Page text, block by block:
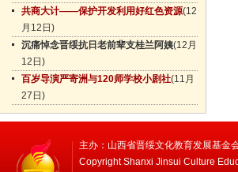
共商大计——保护开发利用好红色资源(12
月12日)
沉痛悼念晋绥抗日老前辈支桂兰阿姨(12月
12日)
百岁导演严寄洲与120师学校小剧社(11月
27日)
主办：山西省晋绥文化教育发展基金
Copyright Shanxi Jinsui Culture